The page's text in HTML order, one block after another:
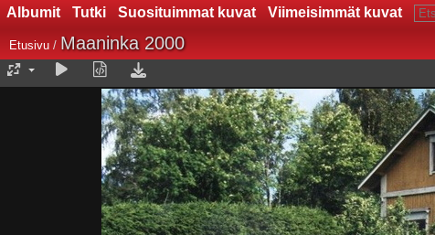
Albumit Tutki Suosituimmat kuvat Viimeisimmät kuvat
Etusivu / Maaninka 2000